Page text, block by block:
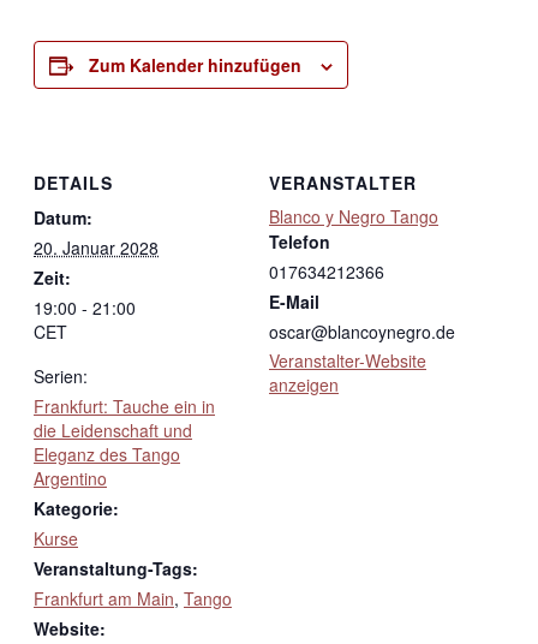
Zum Kalender hinzufügen
DETAILS
Datum:
20. Januar 2028
Zeit:
19:00 - 21:00
CET
Serien:
Frankfurt: Tauche ein in
die Leidenschaft und
Eleganz des Tango
Argentino
Kategorie:
Kurse
Veranstaltung-Tags:
Frankfurt am Main, Tango
Website:
VERANSTALTER
Blanco y Negro Tango
Telefon
017634212366
E-Mail
oscar@blancoynegro.de
Veranstalter-Website
anzeigen